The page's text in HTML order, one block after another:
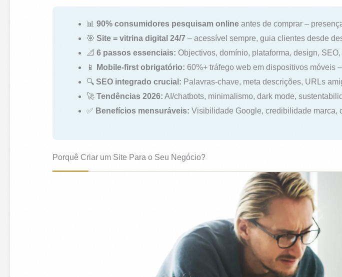
📊 90% consumidores pesquisam onlineantes de comprar –
🎯 Site = vitrina digital 24/7– acessível sempre, guia clientes desde
📐 6 passos essenciais: Objectivos, domínio, plataforma, design,
📱
Mobile-first obrigatório: 60%+ tráfego web em dispositivos móveis
🔍 SEO integrado crucial: Palavras-chave, meta descrições, URLs
🚀 Tendências 2026: AI/chatbots, minimalismo, dark mode,
✅ Benefícios mensuráveis: Visibilidade Google, credibilidade marca,
Porquê Criar um Site Para o Seu Negócio?